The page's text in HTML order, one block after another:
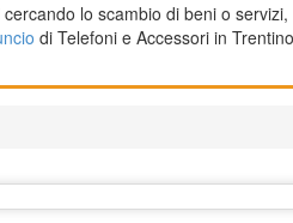
lo scambio di beni o servizi,
di Telefoni e Accessori in